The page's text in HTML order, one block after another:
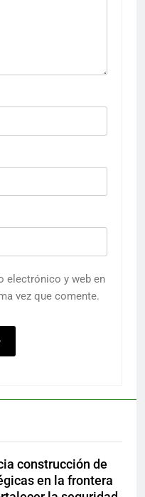
electrónico y web en
vez que comente.
construcción de
en la frontera